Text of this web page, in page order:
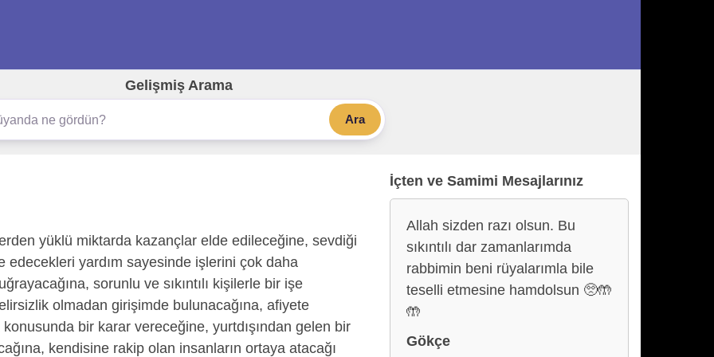
Gelişmiş Arama
Ara
yüklü miktarda kazançlar elde edileceğine, sevdiği
yardım sayesinde işlerini çok daha
sorunlu ve sıkıntılı kişilerle bir işe
olmadan girişimde bulunacağına, afiyete
bir karar vereceğine, yurtdışından gelen bir
kendisine rakip olan insanların ortaya atacağı
İçten ve Samimi Mesajlarınız
Allah sizden razı olsun. Bu
sıkıntılı dar zamanlarımda
rabbimin beni rüyalarımla bile
teselli etmesine hamdolsun 🥺🤲
🤲
Gökçe